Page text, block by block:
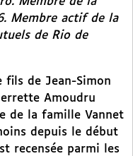
Membre actif de la
de Rio de
fils de Jean-Simon
Amoudru
de la famille Vannet
depuis le début
recensée parmi les